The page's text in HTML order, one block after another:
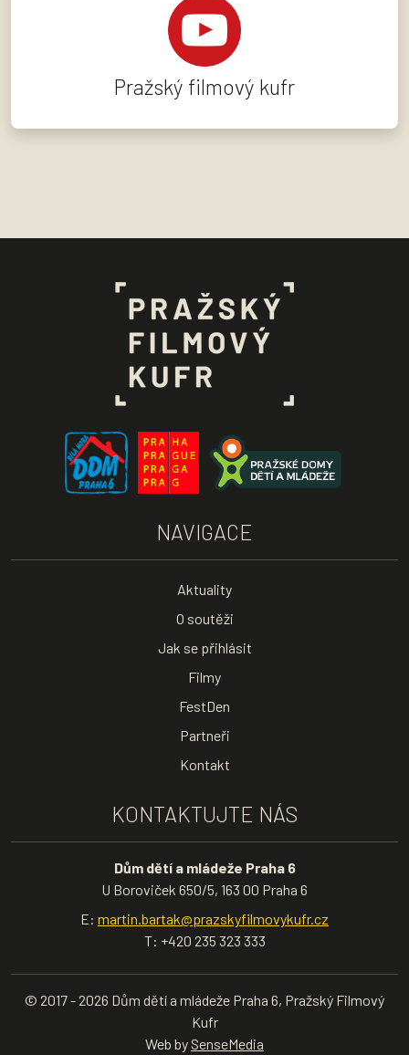
Pražský filmový kufr
NAVIGACE
Aktuality
O soutěži
Jak se přihlásit
Filmy
FestDen
Partneři
Kontakt
KONTAKTUJTE NÁS
Dům dětí a mládeže Praha 6
U Boroviček 650/5, 163 00 Praha 6
E: martin.bartak@prazskyfilmovykufr.cz
T: +420 235 323 333
© 2017 - 2026 Dům dětí a mládeže Praha 6, Pražský Filmový
Kufr
Web by SenseMedia